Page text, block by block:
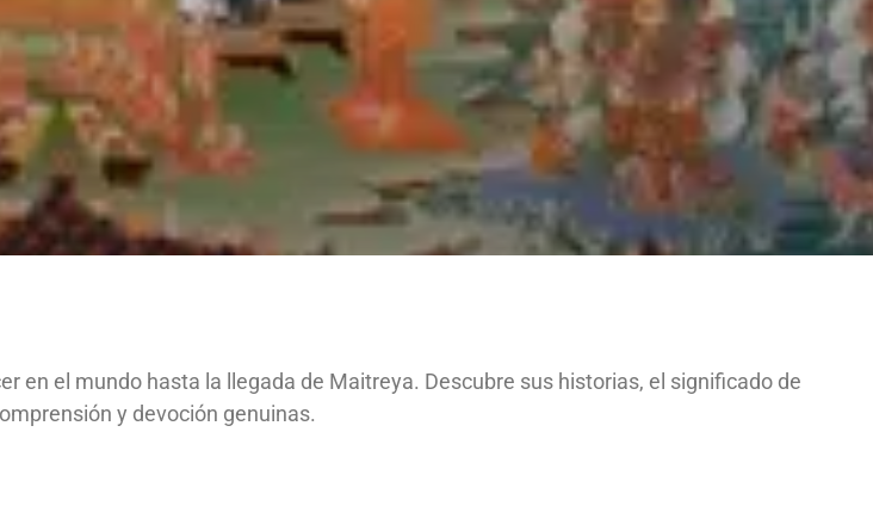
en el mundo hasta la llegada de Maitreya. Descubre sus historias, el significado de
y devoción genuinas.